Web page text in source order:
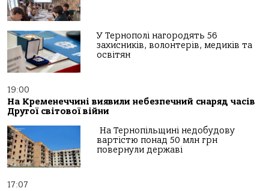
У Тернополі нагородять 56
захисників, волонтерів, медиків та
освітян
19:00
На Кременеччині виявили небезпечний снаряд часів
Другої світової війни
На Тернопільщині недобудову
вартістю понад 50 млн грн
повернули державі
17:07